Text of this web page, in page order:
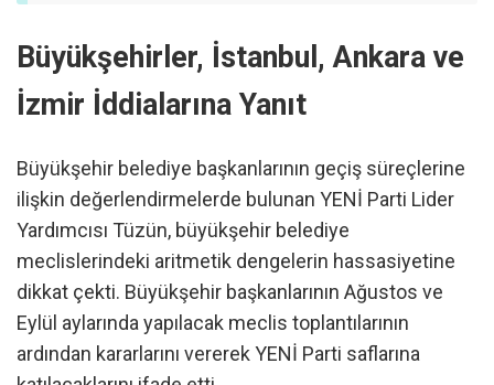
Büyükşehirler, İstanbul, Ankara ve
İzmir İddialarına Yanıt
Büyükşehir belediye başkanlarının geçiş süreçlerine
ilişkin değerlendirmelerde bulunan YENİ Parti Lider
Yardımcısı Tüzün, büyükşehir belediye
meclislerindeki aritmetik dengelerin hassasiyetine
dikkat çekti. Büyükşehir başkanlarının Ağustos ve
Eylül aylarında yapılacak meclis toplantılarının
ardından kararlarını vererek YENİ Parti saflarına